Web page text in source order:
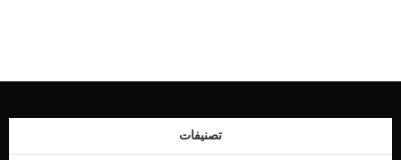
تصنيفات